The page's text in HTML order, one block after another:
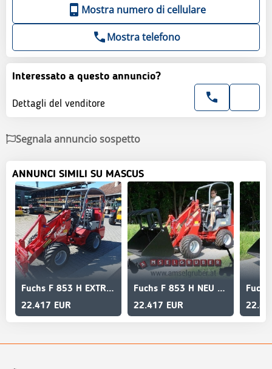
Mostra numero di cellulare
Mostra telefono
Interessato a questo annuncio?
Dettagli del venditore
Segnala annuncio sospetto
ANNUNCI SIMILI SU MASCUS
Fuchs F 853 H EXTRA STRONG
22.417 EUR
Fuchs F 853 H NEU AKTION Mit Österreichpaket
22.417 EUR